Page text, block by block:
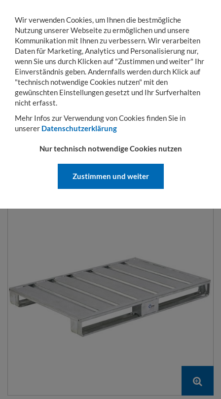
Toggle
navigation
MENÜ KONTO WARENKORB
Sie sind hier: Lager- & Transportgestelle
STAHLFLACHPALETTE MIT ZWEI
KUFEN NACH EUROMASS F
EUERVERZINKT
Wir verwenden Cookies, um Ihnen die bestmögliche
Nutzung unserer Webseite zu ermöglichen und unsere
Kommunikation mit Ihnen zu verbessern. Wir verarbeiten
Daten für Marketing, Analytics und Personalisierung nur,
wenn Sie uns durch Klicken auf "Zustimmen und weiter" Ihr
Einverständnis geben. Andernfalls werden durch Klick auf
"technisch notwendige Cookies nutzen" mit den
gewünschten Einstellungen gesetzt und Ihr Surfverhalten
nicht erfasst.
Mehr Infos zur Verwendung von Cookies finden Sie in
unserer Datenschutzerklärung
Nur technisch notwendige Cookies nutzen
Zustimmen und weiter